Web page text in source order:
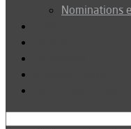
Nominations